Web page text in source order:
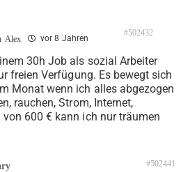
Alex vor 8 Jahren
#502432
30h Job als sozial Arbeiter
freien Verfügung. Es bewegt sich
Monat wenn ich alles abgezogen
rauchen, Strom, Internet,
von 600 € kann ich nur träumen
#502441